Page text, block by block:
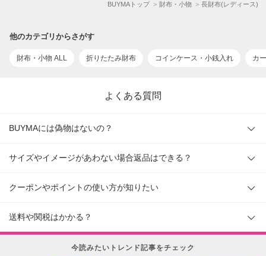
BUYMAトップ 財布・小物 長財布(レディース)
他のカテゴリからさがす
財布・小物 ALL 折りたたみ財布 コインケース・小銭入れ カ
よくある質問
BUYMAには偽物はないの？
サイズやイメージがあわない場合返品はできる？
クーポンやポイントの使い方が知りたい
送料や関税はかかる？
今読みたいトレンド記事をチェック